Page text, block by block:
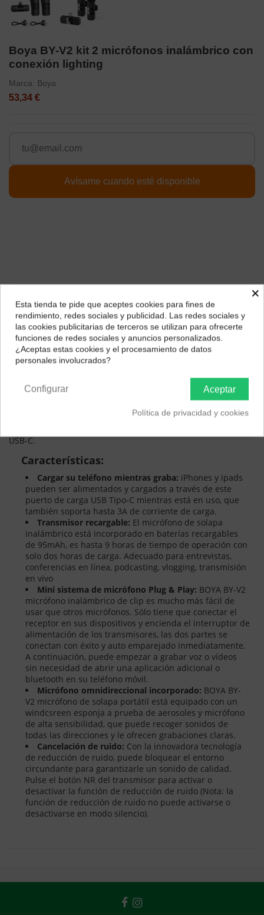
Boya BY-V2 kit 2 micrófonos inalámbrico con
conexión lighting
Marca: Boya
53,34 €
Descripción
EAN 6974700653238
Sobre el producto
Micrófono de solapa inalámbrico con clip: BOYA BY-V2mini
kit de micrófono de solapa inalámbrico tiene 1 MFi certificado
Lightning receptor de interfaz y 1 transmisor. El pequeño
micrófono de solapa inalámbrico es compatible con Android
USB-C.
Características:
Cargar su teléfono mientras graba: iPhones y ipads
pueden ser alimentados y cargados a través de este
puerto de carga USB Tipo-C mientras está en uso, que
también soporta hasta 3A de corriente de carga.
Transmisor recargable: El micrófono de solapa
inalámbrico está incorporado en baterías recargables
de 95mAh, es hasta 9 horas de tiempo de operación con
solo dos horas de carga. Adecuado para entrevistas,
conferencias en línea, podcasting, vlogging, transmisión
en vivo
Mini sistema de micrófono Plug & Play: BOYA BY-V2
micrófono inalámbrico de clip es mucho más fácil de
usar que otros micrófonos. Sólo tiene que conectar el
receptor en sus dispositivos y encienda el interruptor de
alimentación de los transmisores, las dos partes se
conectan con éxito y auto emparejado inmediatamente.
A continuación, puede empezar a grabar voz o vídeos
sin necesidad de abrir una aplicación adicional o
bluetooth en su teléfono móvil.
Micrófono omnidireccional incorporado: BOYA BY-
V2 micrófono de solapa portátil está equipado con un
windcsreen esponja a prueba de aerosoles y micrófono
de alta sensibilidad, que puede recoger sonidos de
todas las direcciones y le ofrecen grabaciones claras.
Cancelación de ruido: Con la innovadora tecnología
de reducción de ruido, puede bloquear el entorno
circundante para garantizarle un sonido de calidad.
Pulse el botón NR del transmisor para activar o
desactivar la función de reducción de ruido (Nota: la
función de reducción de ruido no puede activarse o
desactivarse en modo silencio).
¿Dónde deseas recibir tu pedido?
Selecciona tu ubicación para mostrarte los precios e
impuestos correctos para tu región.
×
Esta tienda te pide que aceptes cookies para fines de
rendimiento, redes sociales y publicidad. Las redes sociales y
las cookies publicitarias de terceros se utilizan para ofrecerte
funciones de redes sociales y anuncios personalizados.
¿Aceptas estas cookies y el procesamiento de datos
personales involucrados?
Aceptar
Configurar
Política de privacidad y cookies